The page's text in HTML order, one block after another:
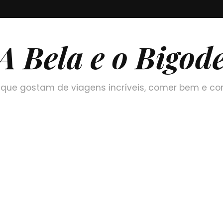
Bela e o
gostam de viagens incríveis, comer bem e